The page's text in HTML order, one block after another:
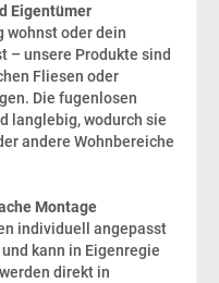
Eigentümer
wohnst oder dein
– unsere Produkte sind
Fliesen oder
Die fugenlosen
langlebig, wodurch sie
andere Wohnbereiche
Montage
individuell angepasst
kann in Eigenregie
direkt in